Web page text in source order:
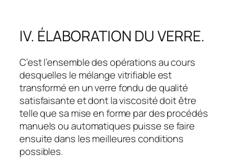
IV. ÉLABORATION DU VERRE.
C’est l’ensemble des opérations au cours
desquelles le mélange vitrifiable est
transformé en un verre fondu de qualité
satisfaisante et dont la viscosité doit être
telle que sa mise en forme par des procédés
manuels ou automatiques puisse se faire
ensuite dans les meilleures conditions
possibles.